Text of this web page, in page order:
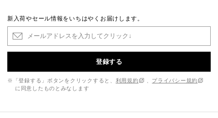
新入荷やセール情報をいちはやくお届けします。
登録する
※「登録する」ボタンをクリックすると、 利用規約
プライバシー規約
に同意したものとみなします